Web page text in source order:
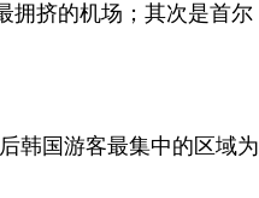
拥挤的机场；其次是首尔
国游客最集中的区域为